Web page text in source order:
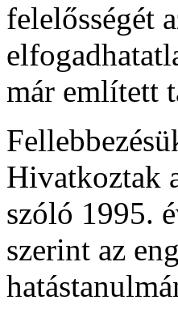
felelősségét
már említett
Hivatkoztak
szóló 1995.
szerint az